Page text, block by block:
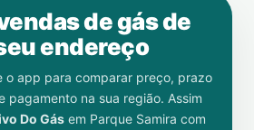
de gás de
endereço
o app para comparar preço, prazo
pagamento na sua região. Assim
Do Gás em Parque Samira com